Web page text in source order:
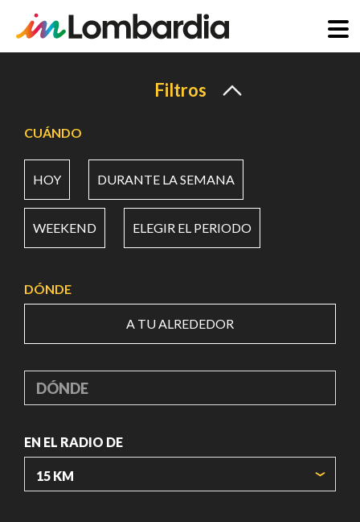
principal
Filtros
CUÁNDO
HOY DURANTE LA SEMANA
WEEKEND ELEGIR EL PERIODO
DÓNDE
A TU ALREDEDOR
DÓNDE
EN EL RADIO DE